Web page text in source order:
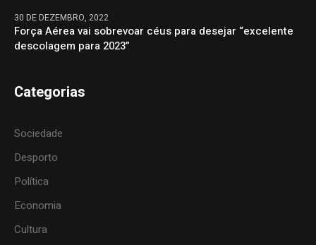
30 DE DEZEMBRO, 2022
Força Aérea vai sobrevoar céus para desejar “excelente
descolagem para 2023”
Categorias
Sociedade
Desporto
Política
Economia
Cultura